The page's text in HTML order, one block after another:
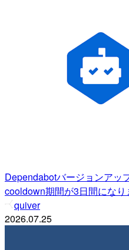
Dependabotバージョンアッ
cooldown期間が3日間になり
quiver
2026.07.25